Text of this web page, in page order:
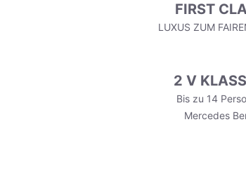
FIRST
LUXUS ZUM
2 V
Bis zu 14
Mercedes